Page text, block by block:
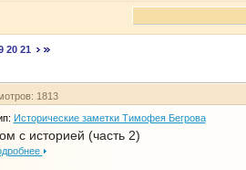
20 21
1813
Исторические заметки Тимофея Бегрова
с историей (часть 2)